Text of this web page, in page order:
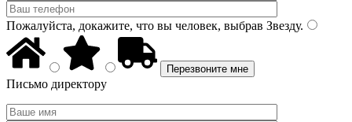
Пожалуйста, докажите, что вы человек, выбрав Звезду.
Письмо директору